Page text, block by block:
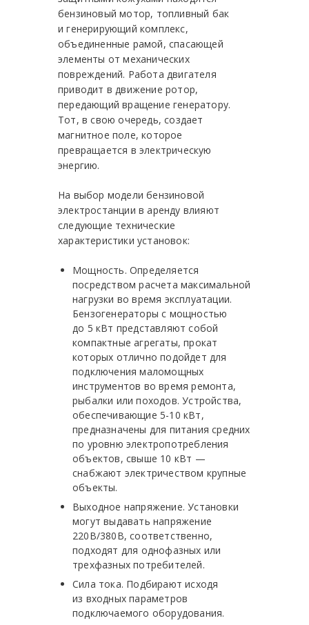
бензиновый мотор, топливный бак
и генерирующий комплекс,
объединенные рамой, спасающей
элементы от механических
повреждений. Работа двигателя
приводит в движение ротор,
передающий вращение генератору.
Тот, в свою очередь, создает
магнитное поле, которое
превращается в электрическую
энергию.
На выбор модели бензиновой
электростанции в аренду влияют
следующие технические
характеристики установок:
Мощность. Определяется
посредством расчета максимальной
нагрузки во время эксплуатации.
Бензогенераторы с мощностью
до 5 кВт представляют собой
компактные агрегаты, прокат
которых отлично подойдет для
подключения маломощных
инструментов во время ремонта,
рыбалки или походов. Устройства,
обеспечивающие 5-10 кВт,
предназначены для питания средних
по уровню электропотребления
объектов, свыше 10 кВт —
снабжают электричеством крупные
объекты.
Выходное напряжение. Установки
могут выдавать напряжение
220В/380В, соответственно,
подходят для однофазных или
трехфазных потребителей.
Сила тока. Подбирают исходя
из входных параметров
подключаемого оборудования.